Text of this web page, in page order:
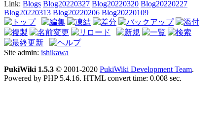
Link: Blogs Blog20220327 Blog20220320 Blog20220227
Blog20220313 Blog20220206 Blog20220109
Site admin: ishikawa
PukiWiki 1.5.3 © 2001-2020 PukiWiki Development Team.
Powered by PHP 5.4.16. HTML convert time: 0.008 sec.